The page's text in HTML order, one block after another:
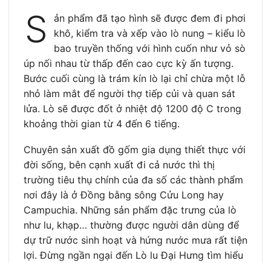
S
ản phẩm đã tạo hình sẽ được đem đi phơi
khô, kiểm tra và xếp vào lò nung – kiểu lò
bao truyền thống với hình cuốn như vỏ sò
úp nối nhau từ thấp đến cao cực kỳ ấn tượng.
Bước cuối cùng là trám kín lò lại chỉ chừa một lỗ
nhỏ làm mắt để người thợ tiếp củi và quan sát
lửa. Lò sẽ được đốt ở nhiệt độ 1200 độ C trong
khoảng thời gian từ 4 đến 6 tiếng.
Chuyên sản xuất đồ gốm gia dụng thiết thực với
đời sống, bên cạnh xuất đi cả nước thì thị
trường tiêu thụ chính của đa số các thành phẩm
nơi đây là ở Đồng bằng sông Cửu Long hay
Campuchia. Những sản phẩm đặc trưng của lò
như lu, khạp… thường được người dân dùng để
dự trữ nước sinh hoạt và hứng nước mưa rất tiện
lợi. Đừng ngần ngại đến Lò lu Đại Hưng tìm hiểu